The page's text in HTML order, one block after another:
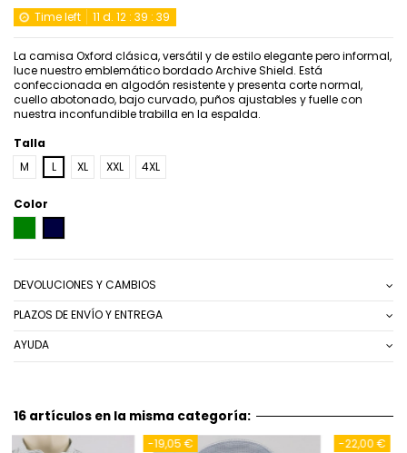
Time left
11 d. 12 :39 :39
La camisa Oxford clásica, versátil y de estilo elegante pero informal,
luce nuestro emblemático bordado Archive Shield. Está
confeccionada en algodón resistente y presenta corte normal,
cuello abotonado, bajo curvado, puños ajustables y fuelle con
nuestra inconfundible trabilla en la espalda.
Talla
M
L XL XXL 4XL
Color
DEVOLUCIONES Y CAMBIOS
PLAZOS DE ENVÍO Y ENTREGA
AYUDA
16 artículos en la misma categoría:
-22,00 € -19,05 €